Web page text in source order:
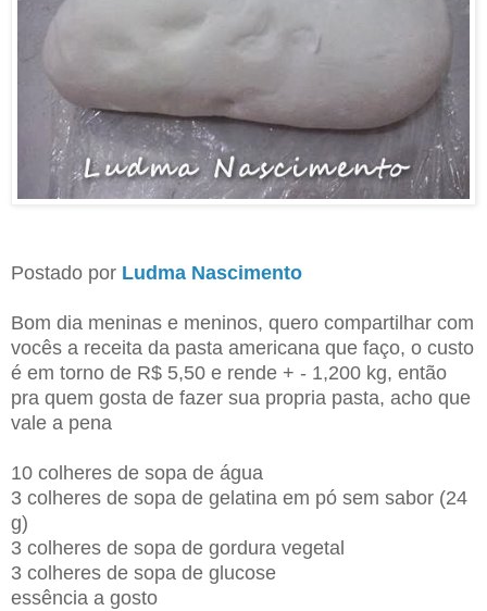
Postado por Ludma Nascimento
Bom dia meninas e meninos, quero compartilhar com
vocês a receita da pasta americana que faço, o custo
é em torno de R$ 5,50 e rende + - 1,200 kg, então
pra quem gosta de fazer sua propria pasta, acho que
vale a pena
10 colheres de sopa de água
3 colheres de sopa de gelatina em pó sem sabor (24
g)
3 colheres de sopa de gordura vegetal
3 colheres de sopa de glucose
essência a gosto